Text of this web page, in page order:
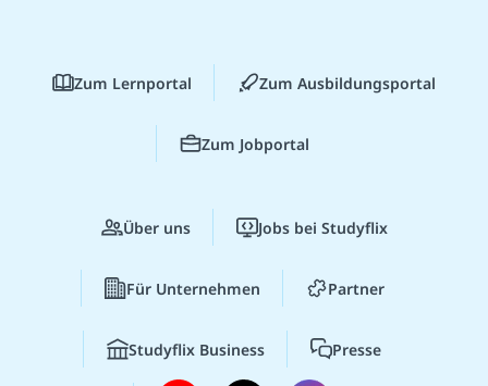
Zum Lernportal Zum Ausbildungsportal
Zum Jobportal
Über uns Jobs bei Studyflix
Für Unternehmen Partner
Studyflix Business Presse